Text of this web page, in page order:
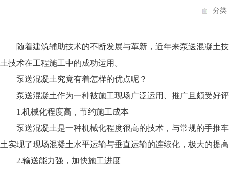
分类
随着建筑辅助技术的不断发展与革新，近年来泵送混凝土
土技术在工程施工中的成功运用。
泵送混凝土究竟有着怎样的优点呢？
泵送混凝土作为一种被施工现场广泛运用、推广且颇受好
1.机械化程度高，节约施工成本
泵送混凝土是一种机械化程度很高的技术，与常规的手推
土实现了现场混凝土水平运输与垂直运输的连续化，极大的提
2.输送能力强，加快施工进度